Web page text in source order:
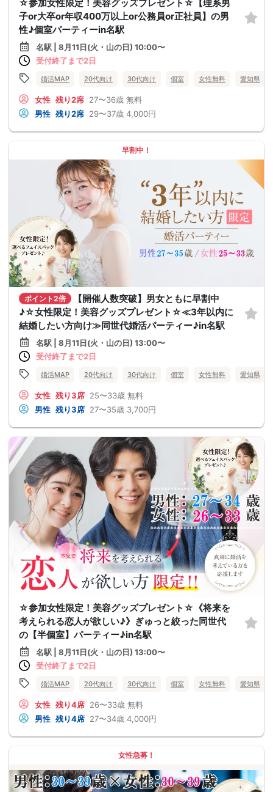
☆参加女性限定！美容グッズプレゼント☆【理系男
子or大卒or年収400万以上or公務員or正社員】の男
性♪個室パーティーin名駅
名駅 | 8月11日(火・山の日) 10:00〜
受付終了まで2日
婚活MAP 20代向け 30代向け 個室 女性無料 愛知県
女性 残り2席 27〜36歳 無料
男性 残り2席 29〜37歳 4,000円
早割中！
ポイント2倍
【開催人数突破】男女ともに早割中
♪☆女性限定！美容グッズプレゼント☆≪3年以内に
結婚したい方向け≫同世代婚活パーティー♪in名駅
名駅 | 8月11日(火・山の日) 13:00〜
受付終了まで2日
婚活MAP 20代向け 30代向け 個室 女性無料 愛知県
女性 残り3席 25〜33歳 無料
男性 残り3席 27〜35歳 3,700円
☆参加女性限定！美容グッズプレゼント☆《将来を
考えられる恋人が欲しい♪》ぎゅっと絞った同世代
の【半個室】パーティー♪in名駅
名駅 | 8月11日(火・山の日) 13:00〜
受付終了まで2日
婚活MAP 20代向け 30代向け 個室 女性無料 愛知県
女性 残り4席 26〜33歳 無料
男性 残り4席 27〜34歳 4,000円
女性急募！